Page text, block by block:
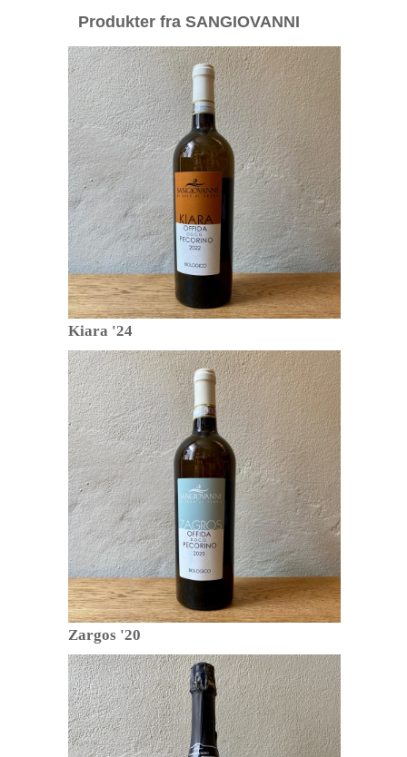
Produkter fra SANGIOVANNI
Kiara '24
Zargos '20